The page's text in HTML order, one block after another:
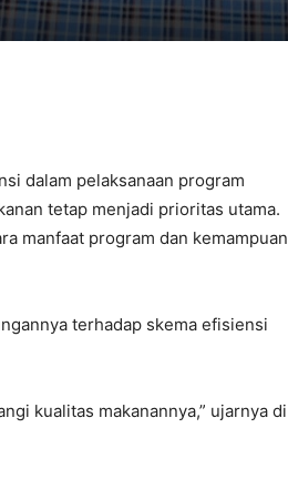
dalam pelaksanaan program
tetap menjadi prioritas utama.
manfaat program dan kemampuan
terhadap skema efisiensi
kualitas makanannya,” ujarnya di